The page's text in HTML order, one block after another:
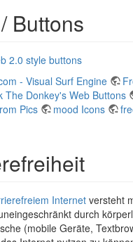
Buttons
2.0 style buttons
- Visual Surf Engine
The Donkey's Web Buttons
Pics
mood Icons
Internetversteht
durch
(mobile Geräte,